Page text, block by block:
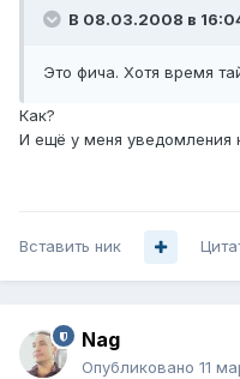
В 08.03.2008 в
Это фича. Хотя время
Как?
И ещё у меня уведомления
Вставить ник
Nag
Опубликовано 11